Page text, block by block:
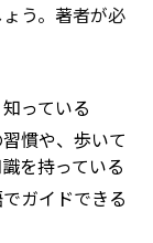
う。著者が必
っている
慣や、歩いて
を持っている
ガイドできる